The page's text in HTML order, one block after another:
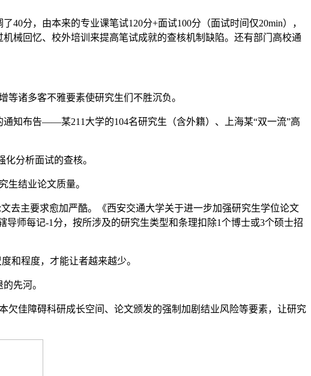
分，由本来的专业课笔试120分+面试100分（面试时间仅20min），
械回忆、校外培训来提高笔试成就的查核机制缺陷。还有部门高校通
诸多客不雅要素使研究生们不胜沉负。
知布告——某211大学的104名研究生（含外籍）、上海某“双一流”高
分析面试的查核。
结业论文质量。
去主要求愈加严酷。《西安交通大学关于进一步加强研究生学位论文
师每记-1分，按所涉及的研究生类型和条理扣除1个博士或3个硕士招
和程度，才能让者越来越少。
先河。
佳障碍科研成长空间、论文颁发的强制加剧结业风险等要素，让研究